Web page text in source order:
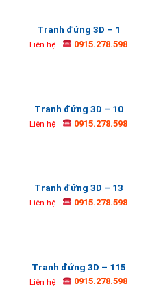
Tranh đứng 3D – 1
Liên hệ 0915.278.598
Tranh đứng 3D – 10
Liên hệ 0915.278.598
Tranh đứng 3D – 13
Liên hệ 0915.278.598
Tranh đứng 3D – 115
Liên hệ 0915.278.598